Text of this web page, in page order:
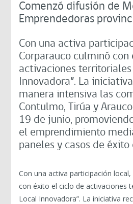
Comenzó difusión de
Emprendedoras
Con una activa
Corparauco culminó
activaciones territoriales
Innovadora”. La
manera intensiva las
Contulmo, Tirúa y
19 de junio,
el emprendimiento
paneles y casos de éxito
Con una activa participación
con éxito el ciclo de activaciones
Local Innovadora”. La iniciativa